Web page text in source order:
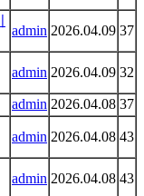
admin 2026.04.09 37
admin 2026.04.09 32
admin 2026.04.08 37
admin 2026.04.08 43
admin 2026.04.08 43